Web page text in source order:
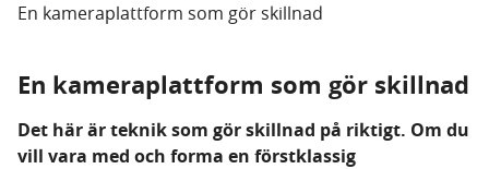
En kameraplattform som gör skillnad
En kameraplattform som gör skillnad
Det här är teknik som gör skillnad på riktigt. Om du
vill vara med och forma en förstklassig